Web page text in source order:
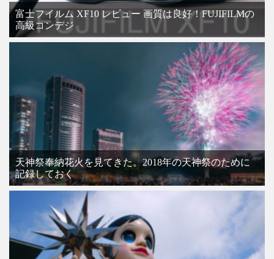
富士フイルム XF10 レビュー 画質は良好！FUJIFILMの
高級コンデジ
天神祭奉納花火を見てきた。2018年の天神祭のために
記録しておく